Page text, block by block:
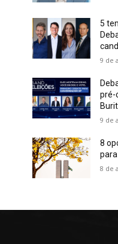
5
9 de
pré-
9 de
8
8 de